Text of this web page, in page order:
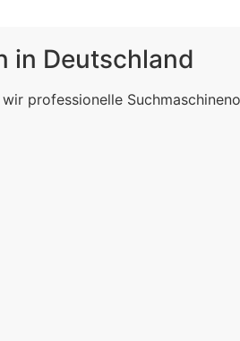
in Deutschland
professionelle